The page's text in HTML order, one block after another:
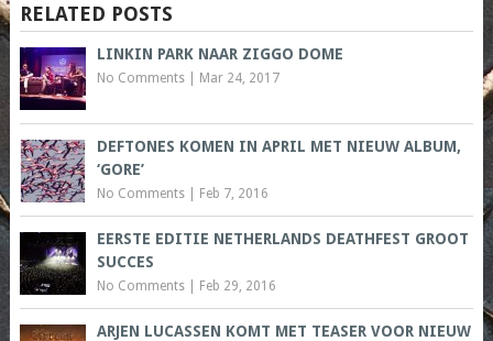
RELATED POSTS
LINKIN PARK NAAR ZIGGO DOME
No Comments| Mar 24, 2017
DEFTONES KOMEN IN APRIL MET NIEUW ALBUM,
‘GORE’
No Comments| Feb 7, 2016
EERSTE EDITIE NETHERLANDS DEATHFEST GROOT
SUCCES
No Comments| Feb 29, 2016
ARJEN LUCASSEN KOMT MET TEASER VOOR NIEUW